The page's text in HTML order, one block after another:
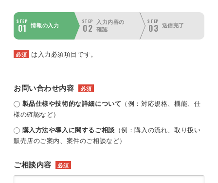
STEP
01 情報の入力
STEP
02
入力内容の
確認
STEP
03 送信完了
必須 は入力必須項目です。
お問い合わせ内容 必須
製品仕様や技術的な詳細について （例：対応規格、機能、仕
様の確認など）
購入方法や導入に関するご相談 （例：購入の流れ、取り扱い
販売店のご案内、案件のご相談など）
ご相談内容 必須